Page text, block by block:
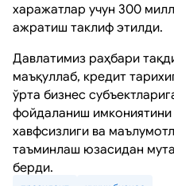
харажатлар учун 300
ажратиш таклиф этилди.
Давлатимиз раҳбари
маъқуллаб, кредит
ўрта бизнес
фойдаланиш
хавфсизлиги ва
таъминлаш юзасидан
берди.